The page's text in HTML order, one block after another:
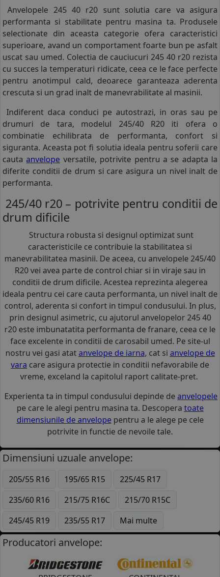
Anvelopele 245 40 r20 sunt solutia care va asigura
performanta si stabilitate pentru masina ta. Produsele
selectionate din aceasta categorie ofera caracteristici
superioare, avand un comportament foarte bun pe asfalt
uscat sau umed. Colectia de cauciucuri 245 40 r20 rezista
cu succes la temperaturi ridicate, ceea ce le face perfecte
pentru anotimpul cald, deoarece garanteaza aderenta
crescuta si un grad inalt de manevrabilitate al masinii.
Indiferent daca conduci pe autostrazi, in oras sau pe
drumuri de tara, modelul 245/40 R20 iti ofera o
combinatie echilibrata de performanta, confort si
siguranta. Aceasta pot fi solutia ideala pentru soferii care
cautaanvelope versatile, potrivite pentru a se adapta la
diferite conditii de drum si care asigura un nivel inalt de
performanta.
245/40 r20 – potrivite pentru conditii de
drum dificile
Structura robusta si designul optimizat sunt
caracteristicile ce contribuie la stabilitatea si
manevrabilitatea masinii. De aceea, cu anvelopele 245/40
R20 vei avea parte de control chiar si in viraje sau in
conditii de drum dificile. Acestea reprezinta alegerea
ideala pentru cei care cauta performanta, un nivel inalt de
control, aderenta si confort in timpul condusului. In plus,
prin designul asimetric, cu ajutorul anvelopelor 245 40
r20 este imbunatatita performanta de franare, ceea ce le
face excelente in conditii de carosabil umed. Pe site-ul
nostru vei gasi atatanvelope de iarna, cat si anvelope de
vara care asigura protectie in conditii nefavorabile de
vreme, exceland la capitolul raport calitate-pret.
Experienta ta in timpul condusului depinde de anvelopele
pe care le alegi pentru masina ta. Descopera toate
dimensiunile de anvelopepentru a le alege pe cele
potrivite in functie de nevoile tale.
Dimensiuni uzuale anvelope:
205/55 R16 195/65 R15
225/45 R17
235/60 R16
215/75 R16C
215/70 R15C
245/45 R19
235/55 R17 Mai multe
Producatori anvelope: